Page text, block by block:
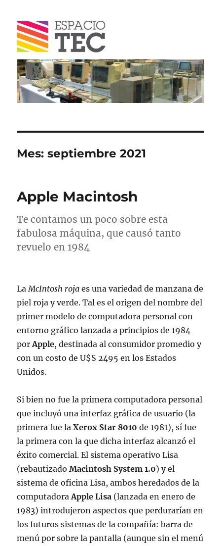
Blog
Mes:septiembre 2021
Apple Macintosh
Te contamos un poco sobre esta
fabulosa máquina, que causó tanto
revuelo en 1984
LaMcIntosh roja es una variedad de manzana de
piel roja y verde. Tal es el origen del nombre del
primer modelo de computadora personal con
entorno gráfico lanzada a principios de 1984
porApple, destinada al consumidor promedio y
con un costo de U$S 2495 en los Estados
Unidos.
Si bien no fue la primera computadora personal
que incluyó una interfaz gráfica de usuario (la
primera fue laXerox Star 8010 de 1981), sí fue
la primera con la que dicha interfaz alcanzó el
éxito comercial. El sistema operativo Lisa
(rebautizadoMacintosh System 1.0) y el
sistema de oficina Lisa, ambos heredados de la
computadoraApple Lisa (lanzada en enero de
1983) introdujeron aspectos que perdurarían en
los futuros sistemas de la compañía: barra de
menú por sobre la pantalla (aunque sin el menú